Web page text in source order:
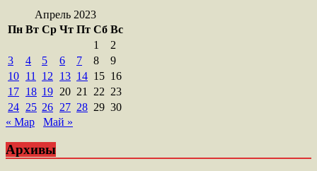
Апрель 2023
Пн Вт Ср Чт Пт Сб Вс
1
2
3
4 5 6 7 8
9
10 11 12 13 14 15 16
17 18 19 20 21 22 23
24 25 26 27 28 29 30
« Мар
Май »
Архивы